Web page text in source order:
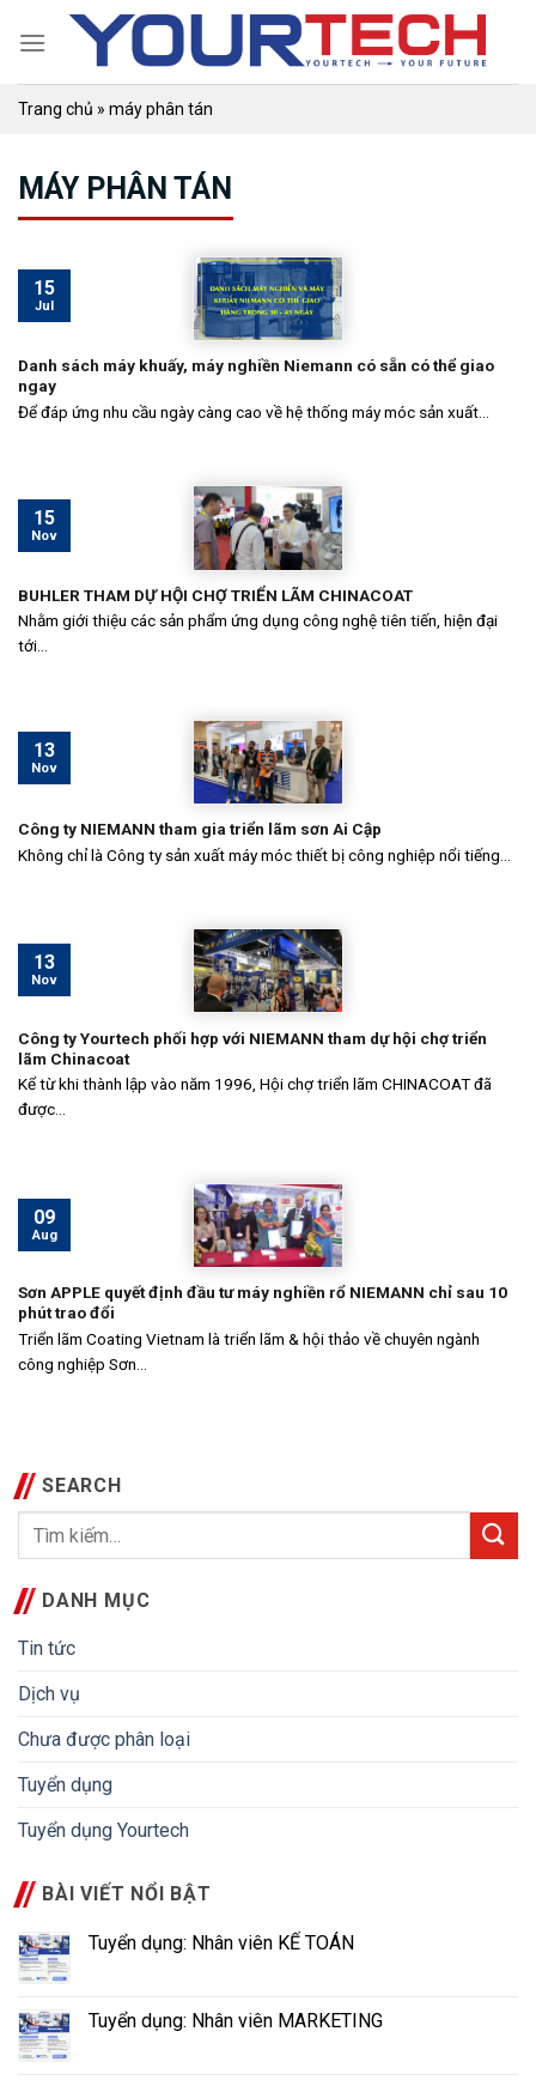
Trang chủ » máy phân tán
MÁY PHÂN TÁN
Danh sách máy khuấy, máy nghiền Niemann có sẵn có thể giao
ngay
Để đáp ứng nhu cầu ngày càng cao về hệ thống máy móc sản xuất...
15
Jul
BUHLER THAM DỰ HỘI CHỢ TRIỂN LÃM CHINACOAT
Nhằm giới thiệu các sản phẩm ứng dụng công nghệ tiên tiến, hiện đại
tới...
15
Nov
Công ty NIEMANN tham gia triển lãm sơn Ai Cập
Không chỉ là Công ty sản xuất máy móc thiết bị công nghiệp nổi tiếng...
13
Nov
Công ty Yourtech phối hợp với NIEMANN tham dự hội chợ triển
lãm Chinacoat
Kể từ khi thành lập vào năm 1996, Hội chợ triển lãm CHINACOAT đã
được...
13
Nov
Sơn APPLE quyết định đầu tư máy nghiền rổ NIEMANN chỉ sau 10
phút trao đổi
Triển lãm Coating Vietnam là triển lãm & hội thảo về chuyên ngành
công nghiệp Sơn...
09
Aug
SEARCH
DANH MỤC
Tin tức
Dịch vụ
Chưa được phân loại
Tuyển dụng
Tuyển dụng Yourtech
BÀI VIẾT NỔI BẬT
Tuyển dụng: Nhân viên KẾ TOÁN
Tuyển dụng: Nhân viên MARKETING